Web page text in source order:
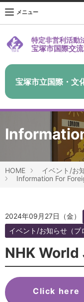
特定非営利活動
宝塚市国際交
宝塚市立国際・文
メニュー
HOME
イベント/お
Information For
2024年09月27日（金）
イベント/お知らせ（ブ
NHK World
Click here